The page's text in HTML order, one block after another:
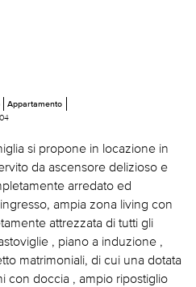
Appartamento
si propone in locazione in
da ascensore delizioso e
arredato ed
ampia zona living con
attrezzata di tutti gli
, piano a induzione ,
matrimoniali, di cui una dotata
con doccia , ampio ripostiglio